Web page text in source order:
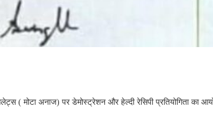
( मोटा अनाज) पर डेमोस्ट्रेशन और हेल्दी रेसिपी प्रतियोगिता का